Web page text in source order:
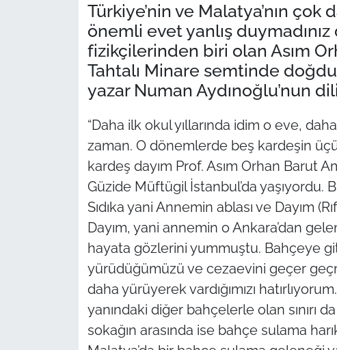
Türkiye’nin ve Malatya’nın çok
önemli evet yanlış
fizikçilerinden biri olan Asım
Tahtalı Minare semtinde
yazar Numan Aydınoğlu’nun
“Daha ilk okul yıllarında idim o eve,
zaman. O dönemlerde beş kardeşin
kardeş dayım Prof. Asım Orhan Barut
Güzide Müftügil İstanbul’da yaşıyordu.
Sıdıka yani Annemin ablası ve Dayım
Dayım, yani annemin o Ankara’dan
hayata gözlerini yummuştu. Bahçeye
yürüdüğümüzü ve cezaevini geçer
daha yürüyerek vardığımızı
yanındaki diğer bahçelerle olan sınırı
sokağın arasında ise bahçe sulama